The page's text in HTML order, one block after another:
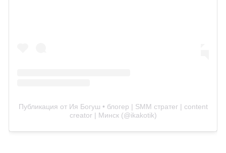
Публикация от Ия Богуш • блогер | SMM стратег | content
creator | Минск (@ikakotik)